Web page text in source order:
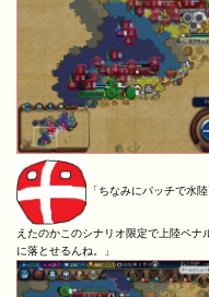
「ちなみにパッチで水
えたのかこのシナリオ限定で上陸ペ
に落とせるんね。」